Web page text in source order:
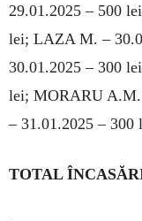
29.01.2025 – 500
lei; LAZA M. –
30.01.2025 – 300
lei; MORARU
– 31.01.2025 – 300
TOTAL